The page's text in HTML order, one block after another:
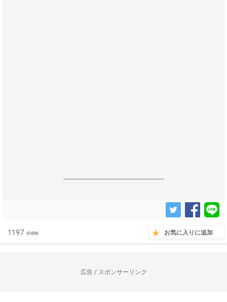
------------------------------------------------------------------
1197 view お気に入りに追加
広告 / スポンサーリンク